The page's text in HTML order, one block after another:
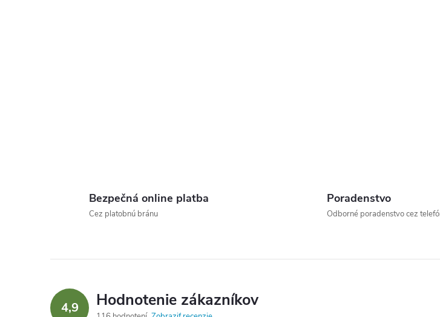
Bezpečná online platba
Cez platobnú bránu
Poradenstvo
Odborné poradenstvo cez
4,9 Hodnotenie zákazníkov